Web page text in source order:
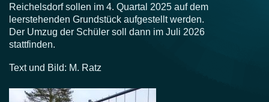
Reichelsdorf sollen im 4. Quartal 2025 auf dem
leerstehenden Grundstück aufgestellt werden.
Der Umzug der Schüler soll dann im Juli 2026
stattfinden.
Text und Bild: M. Ratz